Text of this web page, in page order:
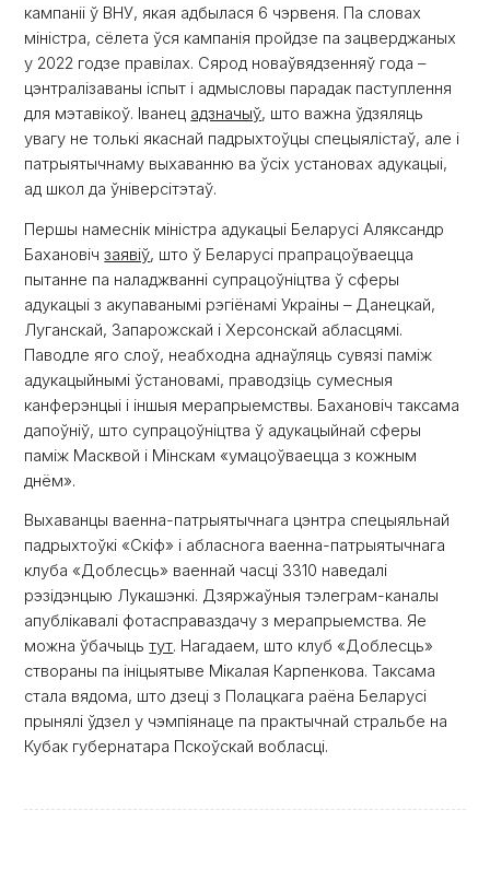
кампаніі ў ВНУ, якая адбылася 6 чэрвеня. Па словах
міністра, сёлета ўся кампанія пройдзе па зацверджаных
у 2022 годзе правілах. Сярод новаўвядзенняў года –
цэнтралізаваны іспыт і адмысловы парадак паступлення
для мэтавікоў. Іванец адзначыў, што важна ўдзяляць
увагу не толькі якаснай падрыхтоўцы спецыялістаў, але і
патрыятычнаму выхаванню ва ўсіх установах адукацыі,
ад школ да ўніверсітэтаў.
Першы намеснік міністра адукацыі Беларусі Аляксандр
Бахановічзаявіў, што ў Беларусі прапрацоўваецца
пытанне па наладжванні супрацоўніцтва ў сферы
адукацыі з акупаванымі рэгіёнамі Украіны – Данецкай,
Луганскай, Запарожскай і Херсонскай абласцямі.
Паводле яго слоў, неабходна аднаўляць сувязі паміж
адукацыйнымі ўстановамі, праводзіць сумесныя
канферэнцыі і іншыя мерапрыемствы. Бахановіч таксама
дапоўніў, што супрацоўніцтва ў адукацыйнай сферы
паміж Масквой і Мінскам «умацоўваецца з кожным
днём».
Выхаванцы ваенна-патрыятычнага цэнтра спецыяльнай
падрыхтоўкі «Скіф» і абласнога ваенна-патрыятычнага
клуба «Доблесць» ваеннай часці 3310 наведалі
рэзідэнцыю Лукашэнкі. Дзяржаўныя тэлеграм-каналы
апублікавалі фотасправаздачу з мерапрыемства. Яе
можна ўбачыцьтут. Нагадаем, што клуб «Доблесць»
створаны па ініцыятыве Мікалая Карпенкова. Таксама
стала вядома, што дзеці з Полацкага раёна Беларусі
прынялі ўдзел у чэмпіянаце па практычнай стральбе на
Кубак губернатара Пскоўскай вобласці.